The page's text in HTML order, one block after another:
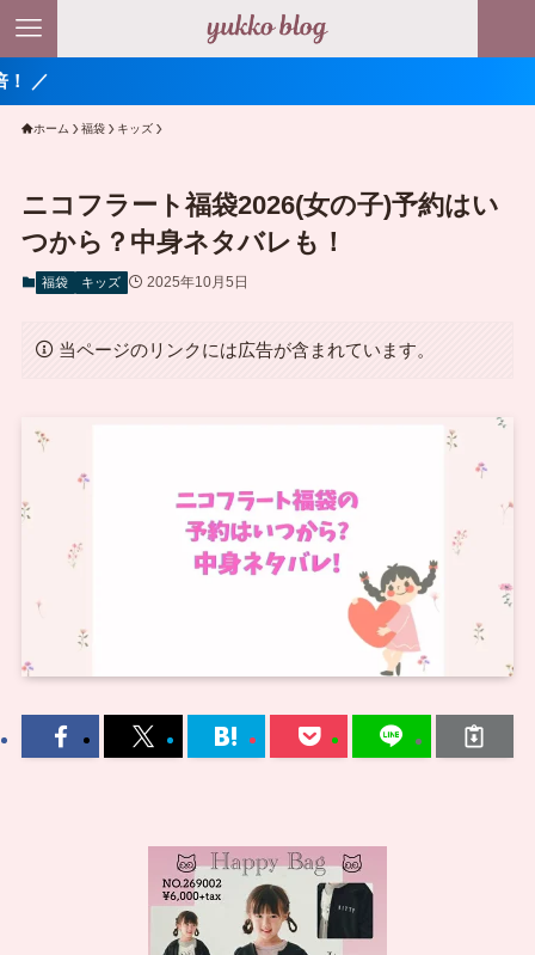
ホーム 福袋 キッズ
ニコフラート福袋2026(女の子)予約はい
つから？中身ネタバレも！
福袋 キッズ 2025年10月5日
当ページのリンクには広告が含まれています。